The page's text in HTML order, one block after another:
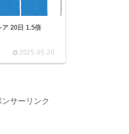
ア 20日 1.5倍
2025.05.20
ンサーリンク